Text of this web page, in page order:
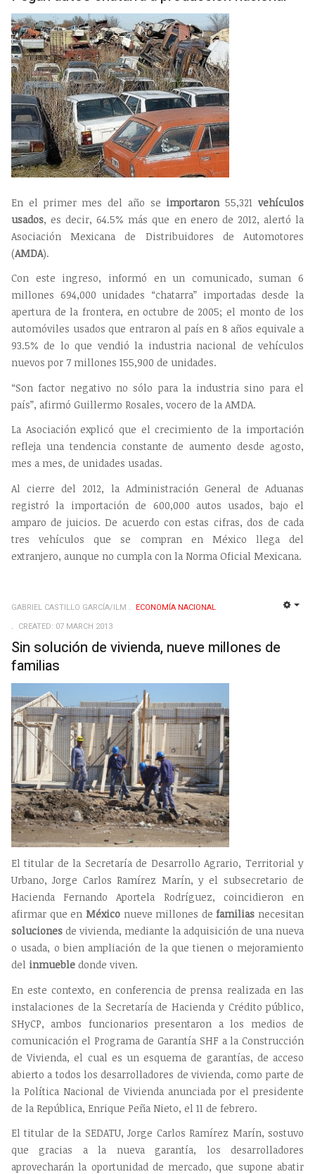
En el primer mes del año se importaron55,321vehículos
usados, es decir, 64.5% más que en enero de 2012, alertó la
Asociación Mexicana de Distribuidores de Automotores
(AMDA).
Con este ingreso, informó en un comunicado, suman 6
millones 694,000 unidades “chatarra” importadas desde la
apertura de la frontera, en octubre de 2005; el monto de los
automóviles usados que entraron al país en 8 años equivale a
93.5% de lo que vendió la industria nacional de vehículos
nuevos por 7 millones 155,900 de unidades.
“Son factor negativo no sólo para la industria sino para el
país”, afirmó Guillermo Rosales, vocero de la AMDA.
La Asociación explicó que el crecimiento de la importación
refleja una tendencia constante de aumento desde agosto,
mes a mes, de unidades usadas.
Al cierre del 2012, la Administración General de Aduanas
registró la importación de 600,000 autos usados, bajo el
amparo de juicios. De acuerdo con estas cifras, dos de cada
tres vehículos que se compran en México llega del
extranjero, aunque no cumpla con la Norma Oficial Mexicana.
GABRIEL CASTILLO GARCÍA/ILM
ECONOMÍ­A NACIONAL
CREATED: 07 MARCH 2013
Sin solución de vivienda, nueve millones de
familias
El titular de la Secretaría de Desarrollo Agrario, Territorial y
Urbano, Jorge Carlos Ramírez Marín, y el subsecretario de
Hacienda Fernando Aportela Rodríguez, coincidieron en
afirmar que en Méxiconueve millones defamilias necesitan
soluciones de vivienda, mediante la adquisición de una nueva
o usada, o bien ampliación de la que tienen o mejoramiento
del inmueble donde viven.
En este contexto, en conferencia de prensa realizada en las
instalaciones de la Secretaría de Hacienda y Crédito público,
SHyCP, ambos funcionarios presentaron a los medios de
comunicación el Programa de Garantía SHF a la Construcción
de Vivienda, el cual es un esquema de garantías, de acceso
abierto a todos los desarrolladores de vivienda, como parte de
la Política Nacional de Vivienda anunciada por el presidente
de la República, Enrique Peña Nieto, el 11 de febrero.
El titular de la SEDATU, Jorge Carlos Ramírez Marín, sostuvo
que gracias a la nueva garantía, los desarrolladores
aprovecharán la oportunidad de mercado, que supone abatir